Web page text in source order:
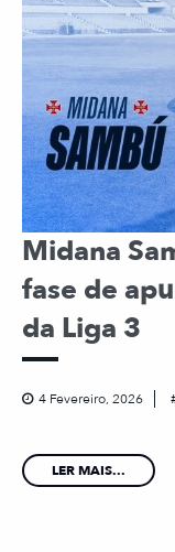
Midana
fase de
da Liga 3
4 Fevereiro, 2026
LER MAIS...